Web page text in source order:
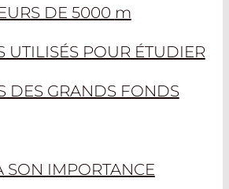
DE 5000 m
UTILISÉS POUR ÉTUDIER
DES GRANDS FONDS
SON IMPORTANCE